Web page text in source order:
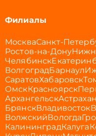
Филиалы
МоскваСанкт-
Ростов-на-Дону
Челябинск
ВолгоградБарнаул
СаратовХабаровск
ОмскКрасноярск
Архангельск
БрянскВладивосток
ВолжскийВологда
КалининградКалуга